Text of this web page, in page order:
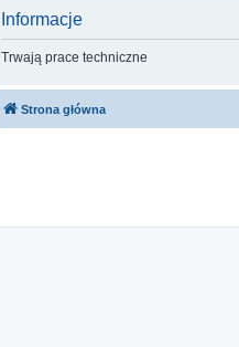
Informacje
Trwają prace techniczne
Strona główna